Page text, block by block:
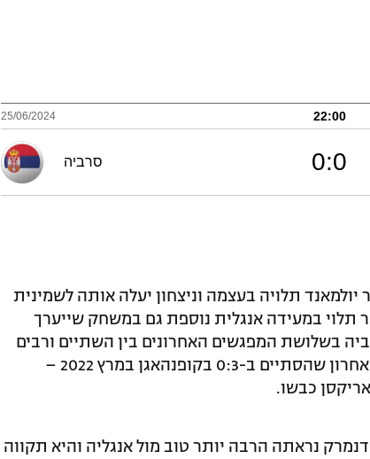
22:00
25/06/2024
0
:
0 סרביה
תלויה בעצמה וניצחון יעלה אותה לשמינית
תלוי במעידה אנגלית נוספת גם במשחק שייערך
בשלושת המפגשים האחרונים בין השתיים ורבים
משחקני הסגל שלה היו על הדשא במפגש האחרון שהסתיים ב-0:3 בקופנהאגן במרץ 2022 –
כבשו.
נראתה הרבה יותר טוב מול אנגליה והיא תקווה